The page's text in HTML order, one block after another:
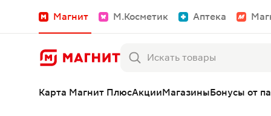
Магнит М.Косметик Аптека
Карта Магнит ПлюсАкцииМагазиныБонусы от